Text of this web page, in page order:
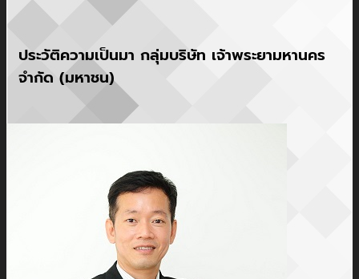
ประวัติความเป็นมา กลุ่มบริษัท เจ้าพระยามหานคร
จำกัด (มหาชน)